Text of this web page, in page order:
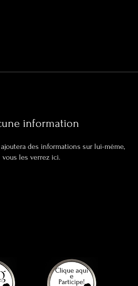
information
des informations sur lui-même,
vous les verrez ici.